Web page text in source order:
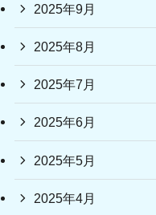
2025年9月
2025年8月
2025年7月
2025年6月
2025年5月
2025年4月